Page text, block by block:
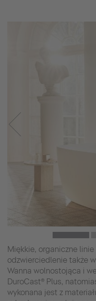
Miękkie, organiczne
odzwierciedlenie także
Wanna wolnostojąca i
DuroCast® Plus,
wykonana jest z